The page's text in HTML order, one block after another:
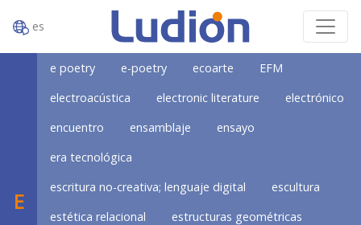
es
E
e poetry e-poetry ecoarte
EFM
electroacústica
electronic literature
electrónico
encuentro
ensamblaje
ensayo
era tecnológica
escritura no-creativa; lenguaje digital
escultura
estética relacional
estructuras geométricas